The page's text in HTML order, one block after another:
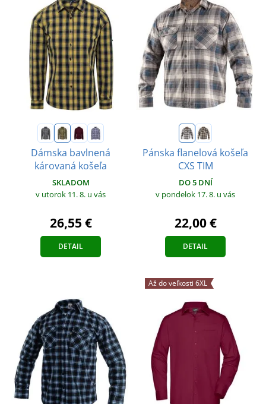
Dámska bavlnená
károvaná košeľa
SKLADOM
v utorok 11. 8. u vás
26,55 €
DETAIL
Pánska flanelová košeľa
CXS TIM
DO 5 DNÍ
v pondelok 17. 8. u vás
22,00 €
DETAIL
Až do veľkosti 6XL